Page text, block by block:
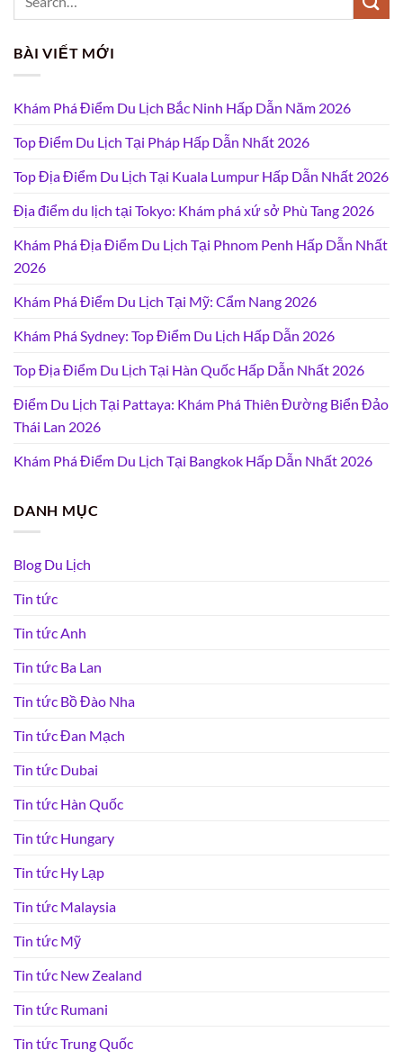
BÀI VIẾT MỚI
Khám Phá Điểm Du Lịch Bắc Ninh Hấp Dẫn Năm 2026
Top Điểm Du Lịch Tại Pháp Hấp Dẫn Nhất 2026
Top Địa Điểm Du Lịch Tại Kuala Lumpur Hấp Dẫn Nhất 2026
Địa điểm du lịch tại Tokyo: Khám phá xứ sở Phù Tang 2026
Khám Phá Địa Điểm Du Lịch Tại Phnom Penh Hấp Dẫn Nhất
2026
Khám Phá Điểm Du Lịch Tại Mỹ: Cẩm Nang 2026
Khám Phá Sydney: Top Điểm Du Lịch Hấp Dẫn 2026
Top Địa Điểm Du Lịch Tại Hàn Quốc Hấp Dẫn Nhất 2026
Điểm Du Lịch Tại Pattaya: Khám Phá Thiên Đường Biển Đảo
Thái Lan 2026
Khám Phá Điểm Du Lịch Tại Bangkok Hấp Dẫn Nhất 2026
DANH MỤC
Blog Du Lịch
Tin tức
Tin tức Anh
Tin tức Ba Lan
Tin tức Bồ Đào Nha
Tin tức Đan Mạch
Tin tức Dubai
Tin tức Hàn Quốc
Tin tức Hungary
Tin tức Hy Lạp
Tin tức Malaysia
Tin tức Mỹ
Tin tức New Zealand
Tin tức Rumani
Tin tức Trung Quốc